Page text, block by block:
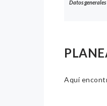
Datos generales
Aquí